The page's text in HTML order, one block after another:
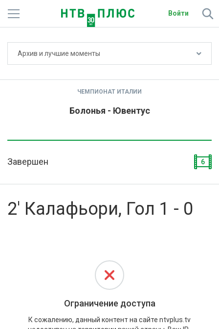
Войти
О сайте
Архив и лучшие моменты
ЧЕМПИОНАТ ИТАЛИИ
Болонья - Ювентус
Завершен 6
2' Калафьори, Гол 1 - 0